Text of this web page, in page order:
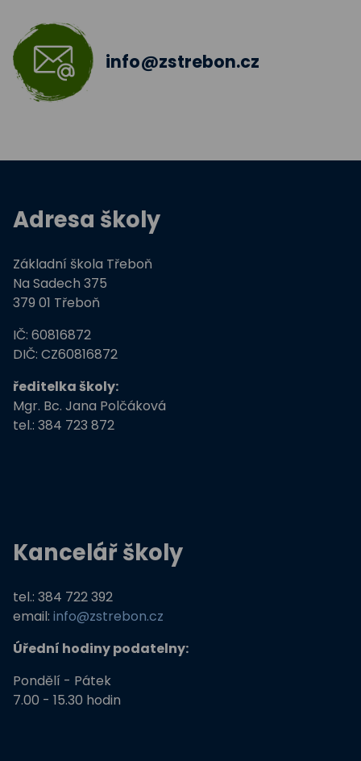
Šablony II.
Šablony 2016
Celé Česko čte dětem
Moderní technologie ve výuce
ZŠ Třeboň, Na Sadech jede do E
Tvořivá dílna žáků ZŠ Třeboň
Zdravé město Třeboň a ZŠ
Stromy, skřeti, dřeváci
EU peníze školám
Němčina nekouše
Podpora programů prevence krim
info@zstrebon.cz
Adresa školy
Základní škola Třeboň
Na Sadech 375
379 01 Třeboň
IČ: 60816872
DIČ: CZ60816872
ředitelka školy:
Mgr. Bc. Jana Polčáková
tel.: 384 723 872
Kancelář školy
tel.: 384 722 392
email: info@zstrebon.cz
Úřední hodiny podatelny:
Pondělí - Pátek
7.00 - 15.30 hodin